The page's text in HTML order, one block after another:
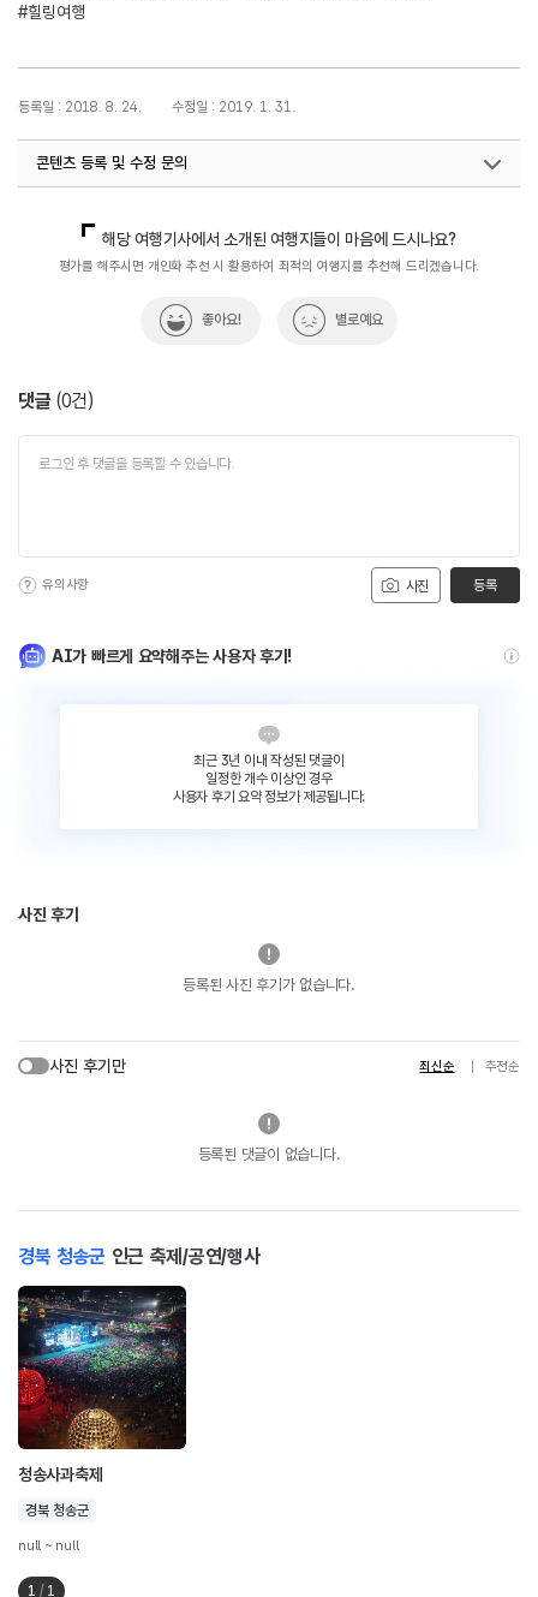
#힐링여행
등록일 : 2018. 8. 24. 수정일 : 2019. 1. 31.
콘텐츠 등록 및 수정 문의
해당 여행기사에서 소개된 여행지들이 마음에 드시나요?
평가를 해주시면 개인화 추천 시 활용하여 최적의 여행지를 추천해 드리겠습니다.
좋아요! 별로예요
댓글 (0건)
사진
유의사항 등록
AI가 빠르게 요약해주는 사용자 후기!
최근 3년 이내 작성된 댓글이
일정한 개수 이상인 경우
사용자 후기 요약 정보가 제공됩니다.
사진 후기
등록된 사진 후기가 없습니다.
사진 후기만 최신순 추천순
등록된 댓글이 없습니다.
경북 청송군 인근 축제/공연/행사
청송사과축제
경북 청송군
null ~ null
1 / 1